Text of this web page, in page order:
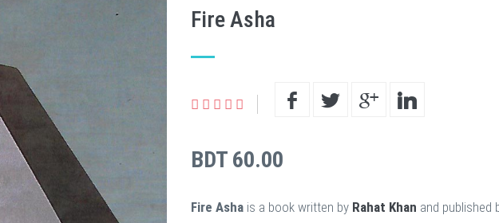
Fire Asha
BDT 60.00
Fire Asha is a book written by Rahat Khan and published